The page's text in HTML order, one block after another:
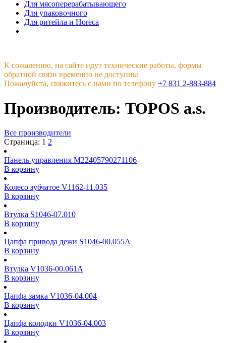
Для мясоперерабатывающего
Для упаковочного
Для ритейла и Horeca
К сожалению, на сайте идут технические работы, формы
обратной связи временно не доступны
Пожалуйста, свяжитесь с нами по телефону +7 831 2-883-884
Производитель: TOPOS a.s.
Все производители
Страница: 1 2
Панель управления M22405790271106
В корзину
Колесо зубчатое V1162-11.035
В корзину
Втулка S1046-07.010
В корзину
Цапфа привода дежи S1046-00.055A
В корзину
Втулка V1036-00.061A
В корзину
Цапфа замка V1036-04.004
В корзину
Цапфа колодки V1036-04.003
В корзину